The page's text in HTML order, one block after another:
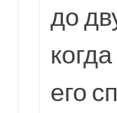
до
его